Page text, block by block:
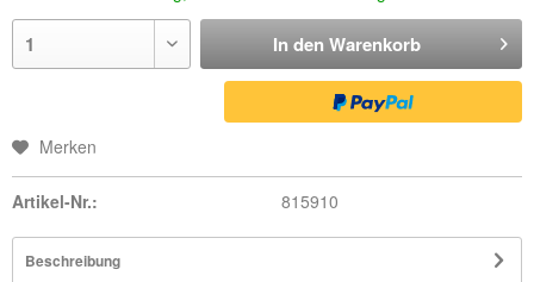
In den Warenkorb
Merken
Artikel-Nr.: 815910
Beschreibung